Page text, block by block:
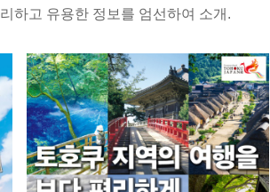
하고 유용한 정보를 엄선하여 소개.